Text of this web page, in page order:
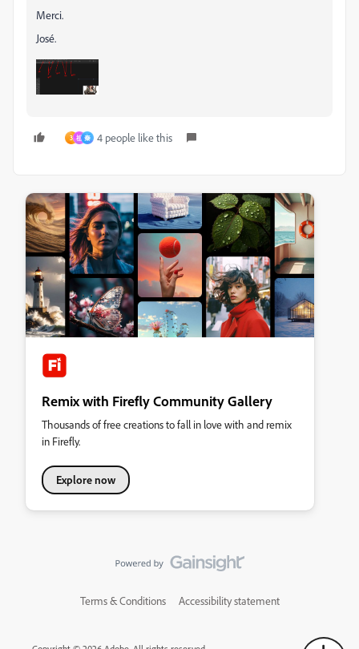
Merci.
José.
3 祖 秦 4 people like this
Remix with Firefly Community Gallery
Thousands of free creations to fall in love with and remix
in Firefly.
Explore now
Terms & Conditions Accessibility statement